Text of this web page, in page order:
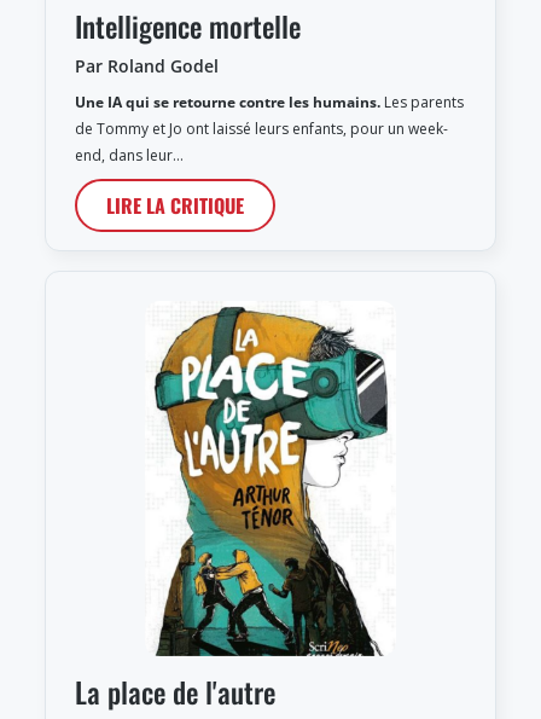
Intelligence mortelle
Par Roland Godel
Une IA qui se retourne contre les humains. Les parents
de Tommy et Jo ont laissé leurs enfants, pour un week-
end, dans leur…
LIRE LA CRITIQUE
La place de l'autre